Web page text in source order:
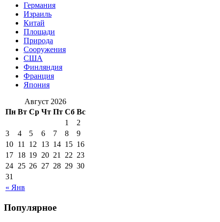
Германия
Израиль
Китай
Площади
Природа
Сооружения
США
Финляндия
Франция
Япония
Август 2026
Пн Вт Ср Чт Пт Сб Вс
« Янв
1
2
3
4 5 6 7 8
9
10 11 12 13 14 15 16
17 18 19 20 21 22 23
24 25 26 27 28 29 30
31
Популярное